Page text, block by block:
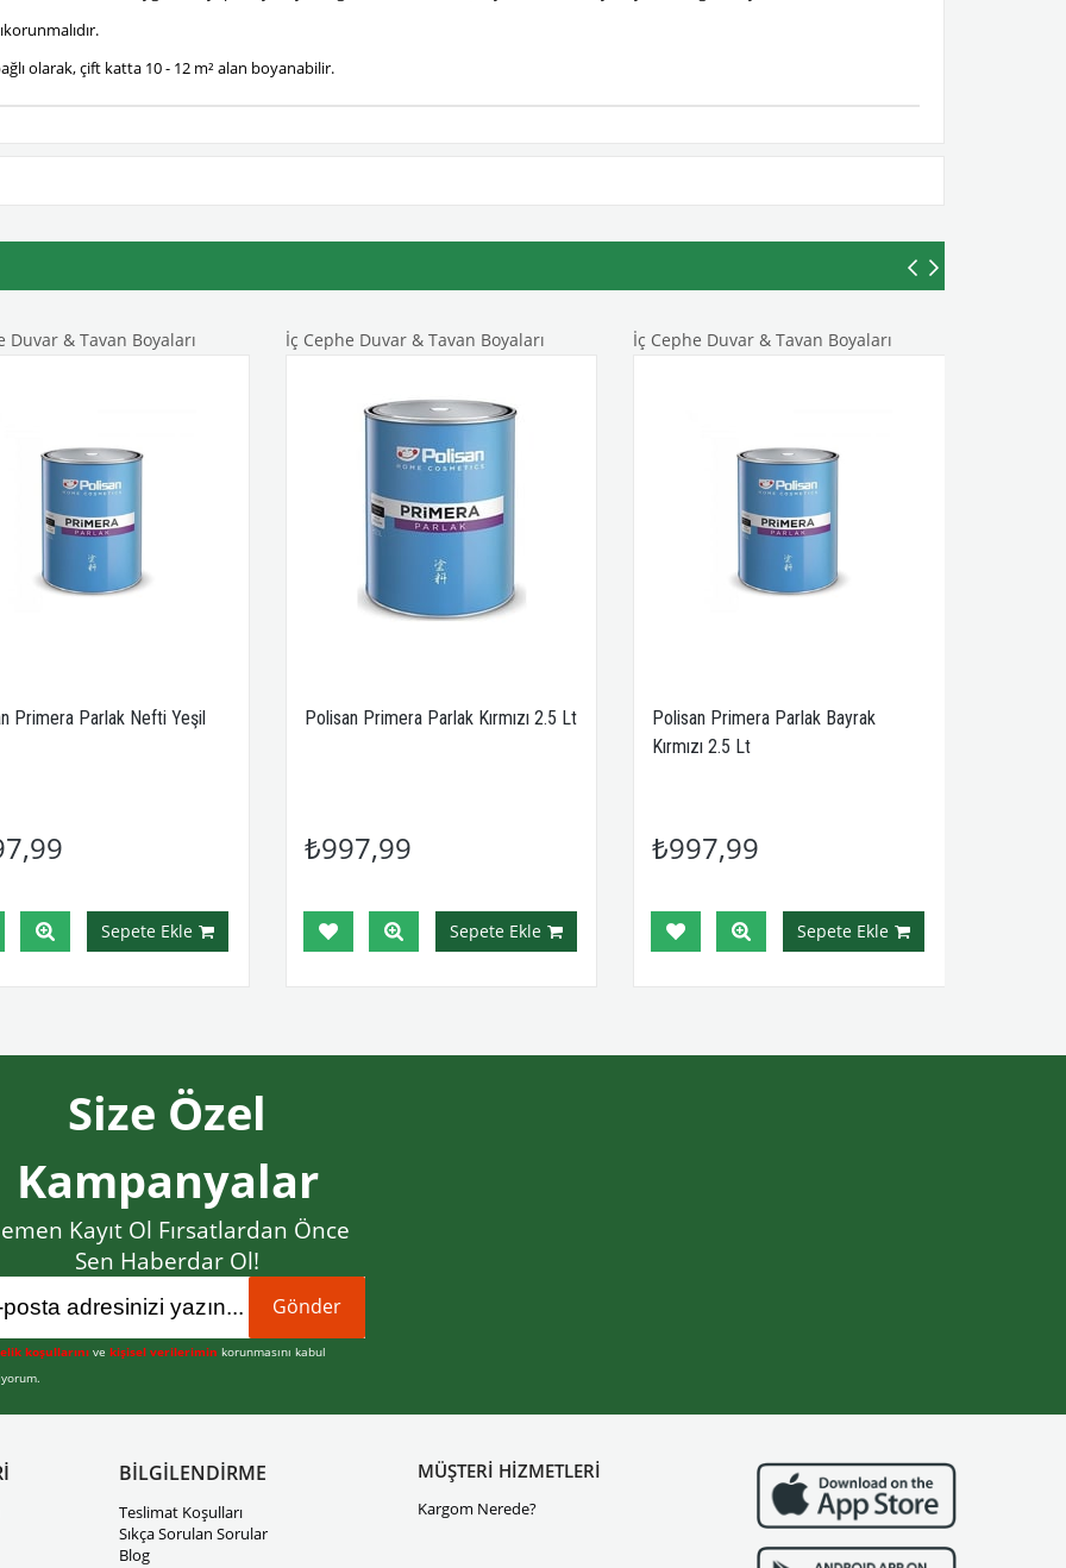
olarak, çift katta 10 - 12 m² alan boyanabilir.
Duvar & Tavan Boyaları
Primera Parlak Nefti Yeşil
Sepete Ekle
İç Cephe Duvar & Tavan Boyaları
Polisan Primera Parlak Kırmızı 2.5 Lt
₺997,99
Sepete Ekle
İç Cephe Duvar & Tavan Boyaları
Polisan Primera Parlak Bayrak
Kırmızı 2.5 Lt
₺997,99
Sepete Ekle
Size Özel
Kampanyalar
Kayıt Ol Fırsatlardan Önce
Sen Haberdar Ol!
Gönder
koşullarını vekişisel verilerimin korunmasını kabul
BİLGİLENDİRME
Teslimat Koşulları
Sıkça Sorulan Sorular
Blog
MÜŞTERİ HİZMETLERİ
Kargom Nerede?